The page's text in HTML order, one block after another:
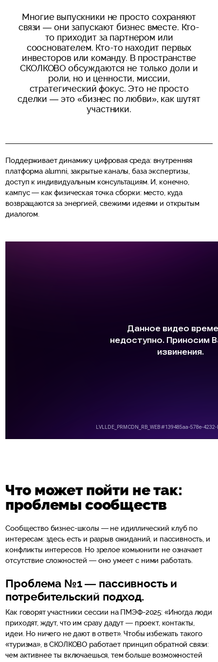
Многие выпускники не просто сохраняют
связи — они запускают бизнес вместе. Кто-
то приходит за партнером или
сооснователем. Кто-то находит первых
инвесторов или команду. В пространстве
СКОЛКОВО обсуждаются не только доли и
роли, но и ценности, миссии,
стратегический фокус. Это не просто
сделки — это «бизнес по любви», как шутят
участники.
Поддерживает динамику цифровая среда: внутренняя
платформа alumni, закрытые каналы, база экспертизы,
доступ к индивидуальным консультациям. И, конечно,
кампус — как физическая точка сборки: место, куда
возвращаются за энергией, свежими идеями и открытым
диалогом.
Что может пойти не так:
проблемы сообществ
Сообщество бизнес-школы — не идиллический клуб по
интересам: здесь есть и разрыв ожиданий, и пассивность, и
конфликты интересов. Но зрелое комьюнити не означает
отсутствие сложностей — оно умеет с ними работать.
Проблема №1 — пассивность и
потребительский подход.
Как говорят участники сессии на ПМЭФ-2025: «Иногда люди
приходят, ждут, что им сразу дадут — проект, контакты,
идеи. Но ничего не дают в ответ». Чтобы избежать такого
«туризма», в СКОЛКОВО работает принцип обратной связи:
чем активнее ты включаешься, тем больше возможностей